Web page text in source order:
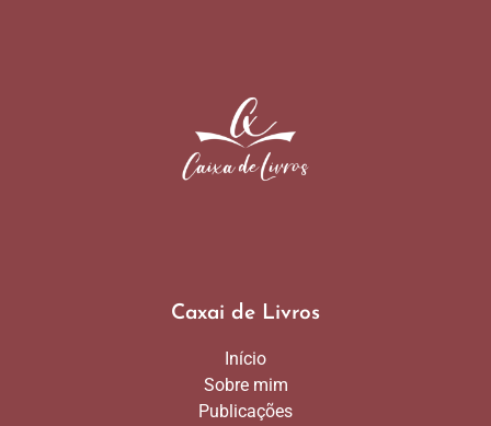
Caxai de Livros
Início
Sobre mim
Publicações